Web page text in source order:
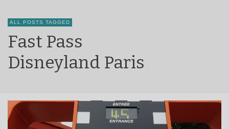
ALL POSTS TAGGED
Fast Pass
Disneyland Paris